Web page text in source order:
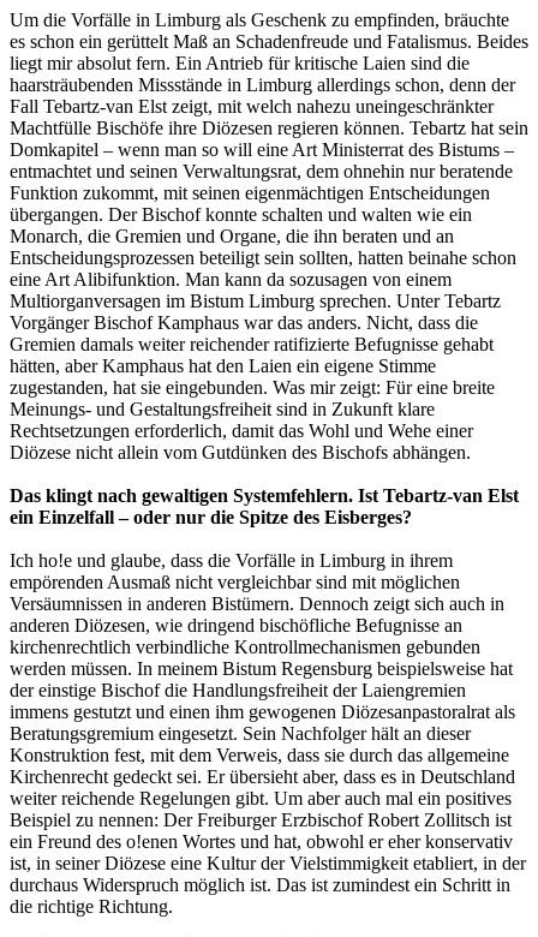
Um die Vorfälle in Limburg als Geschenk zu empfinden, bräuchte
es schon ein gerüttelt Maß an Schadenfreude und Fatalismus. Beides
liegt mir absolut fern. Ein Antrieb für kritische Laien sind die
haarsträubenden Missstände in Limburg allerdings schon, denn der
Fall Tebartz-van Elst zeigt, mit welch nahezu uneingeschränkter
Machtfülle Bischöfe ihre Diözesen regieren können. Tebartz hat sein
Domkapitel – wenn man so will eine Art Ministerrat des Bistums –
entmachtet und seinen Verwaltungsrat, dem ohnehin nur beratende
Funktion zukommt, mit seinen eigenmächtigen Entscheidungen
übergangen. Der Bischof konnte schalten und walten wie ein
Monarch, die Gremien und Organe, die ihn beraten und an
Entscheidungsprozessen beteiligt sein sollten, hatten beinahe schon
eine Art Alibifunktion. Man kann da sozusagen von einem
Multiorganversagen im Bistum Limburg sprechen. Unter Tebartz
Vorgänger Bischof Kamphaus war das anders. Nicht, dass die
Gremien damals weiter reichender ratifizierte Befugnisse gehabt
hätten, aber Kamphaus hat den Laien ein eigene Stimme
zugestanden, hat sie eingebunden. Was mir zeigt: Für eine breite
Meinungs- und Gestaltungsfreiheit sind in Zukunft klare
Rechtsetzungen erforderlich, damit das Wohl und Wehe einer
Diözese nicht allein vom Gutdünken des Bischofs abhängen.
Das klingt nach gewaltigen Systemfehlern. Ist Tebartz-van Elst
ein Einzelfall – oder nur die Spitze des Eisberges?
Ich ho!e und glaube, dass die Vorfälle in Limburg in ihrem
empörenden Ausmaß nicht vergleichbar sind mit möglichen
Versäumnissen in anderen Bistümern. Dennoch zeigt sich auch in
anderen Diözesen, wie dringend bischöfliche Befugnisse an
kirchenrechtlich verbindliche Kontrollmechanismen gebunden
werden müssen. In meinem Bistum Regensburg beispielsweise hat
der einstige Bischof die Handlungsfreiheit der Laiengremien
immens gestutzt und einen ihm gewogenen Diözesanpastoralrat als
Beratungsgremium eingesetzt. Sein Nachfolger hält an dieser
Konstruktion fest, mit dem Verweis, dass sie durch das allgemeine
Kirchenrecht gedeckt sei. Er übersieht aber, dass es in Deutschland
weiter reichende Regelungen gibt. Um aber auch mal ein positives
Beispiel zu nennen: Der Freiburger Erzbischof Robert Zollitsch ist
ein Freund des o!enen Wortes und hat, obwohl er eher konservativ
ist, in seiner Diözese eine Kultur der Vielstimmigkeit etabliert, in der
durchaus Widerspruch möglich ist. Das ist zumindest ein Schritt in
die richtige Richtung.